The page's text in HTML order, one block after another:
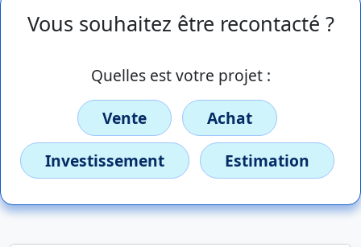
Vous souhaitez être recontacté ?
Quelles est votre projet :
Vente
Achat
Investissement
Estimation